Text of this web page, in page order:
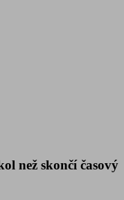
než skončí časový